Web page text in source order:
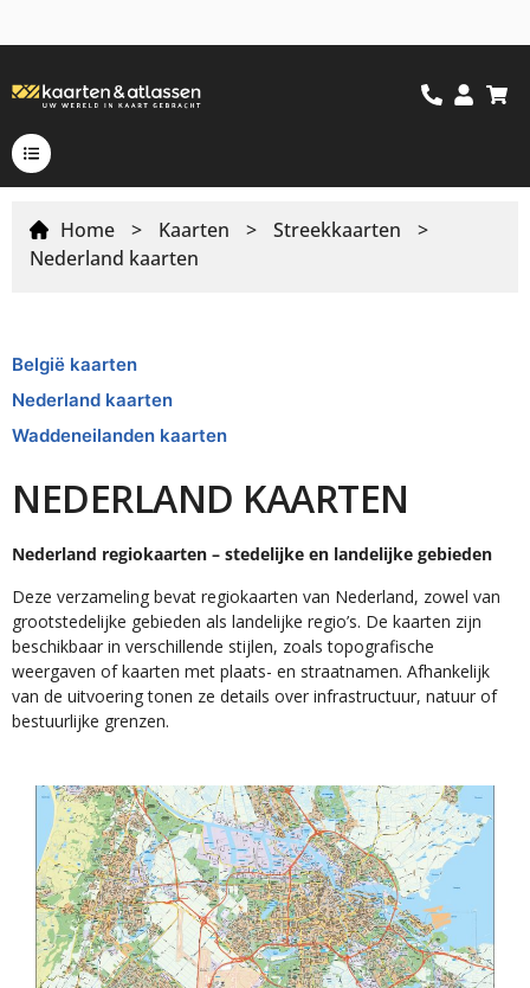
Home > Kaarten > Streekkaarten
>
Nederland kaarten
België kaarten
Nederland kaarten
Waddeneilanden kaarten
NEDERLAND KAARTEN
Nederland regiokaarten – stedelijke en landelijke gebieden
Deze verzameling bevat regiokaarten van Nederland, zowel van
grootstedelijke gebieden als landelijke regio’s. De kaarten zijn
beschikbaar in verschillende stijlen, zoals topografische
weergaven of kaarten met plaats- en straatnamen. Afhankelijk
van de uitvoering tonen ze details over infrastructuur, natuur of
bestuurlijke grenzen.